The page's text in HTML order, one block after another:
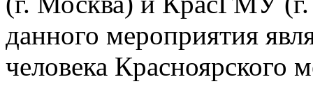
данного мероприятия
человека Красноярского